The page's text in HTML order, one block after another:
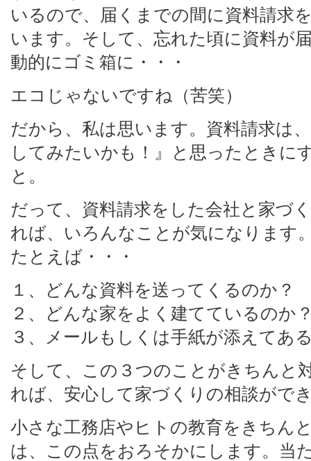
いるので、届くまでの間に資料請求
います。そして、忘れた頃に資料が
動的にゴミ箱に・・・
エコじゃないですね（苦笑）
だから、私は思います。資料請求は
してみたいかも！』と思ったときに
と。
だって、資料請求をした会社と家づ
れば、いろんなことが気になります
たとえば・・・
１、どんな資料を送ってくるのか？
２、どんな家をよく建てているのか
３、メールもしくは手紙が添えてあ
そして、この３つのことがきちんと
れば、安心して家づくりの相談がで
小さな工務店やヒトの教育をきちん
は、この点をおろそかにします。当